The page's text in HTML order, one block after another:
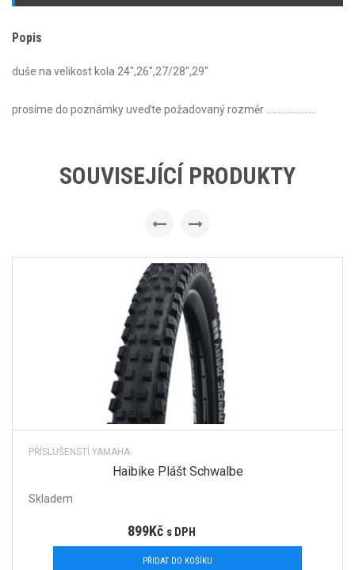
Popis
duše na velikost kola 24″,26″,27/28″,29″
prosíme do poznámky uveďte požadovaný rozměr …………………
SOUVISEJÍCÍ PRODUKTY
PŘÍSLUŠENSTÍ YAMAHA
Haibike Plášt Schwalbe
899Kč s DPH
Skladem
PŘIDAT DO KOŠÍKU